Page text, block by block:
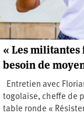
« Les militantes
besoin de
Entretien avec
togolaise, cheffe de
table ronde «